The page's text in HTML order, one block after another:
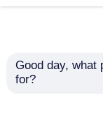
Good day, what
for?